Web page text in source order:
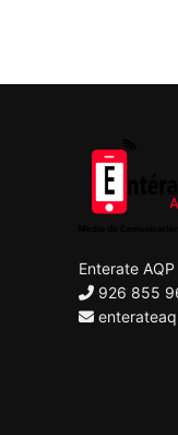
Enterate
926 855